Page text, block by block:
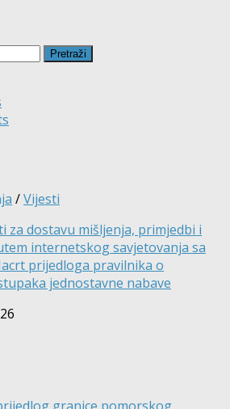
/Vijesti
za dostavu mišljenja, primjedbi i
internetskog savjetovanja sa
prijedloga pravilnika o
jednostavne nabave